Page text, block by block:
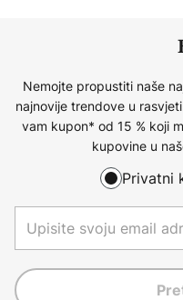
Nemojte propustiti naše
najnovije trendove u
vam kupon* od 15 % koji
kupovine u
Privatni